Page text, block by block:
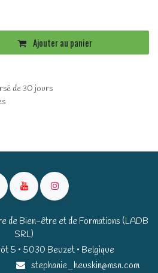
Ajouter au panier
de 30 jours
de Bien-être et de Formations (LADB
SRL)
5 • 5030 Beuzet • Belgique​​
stephanie_heuskin@msn.com